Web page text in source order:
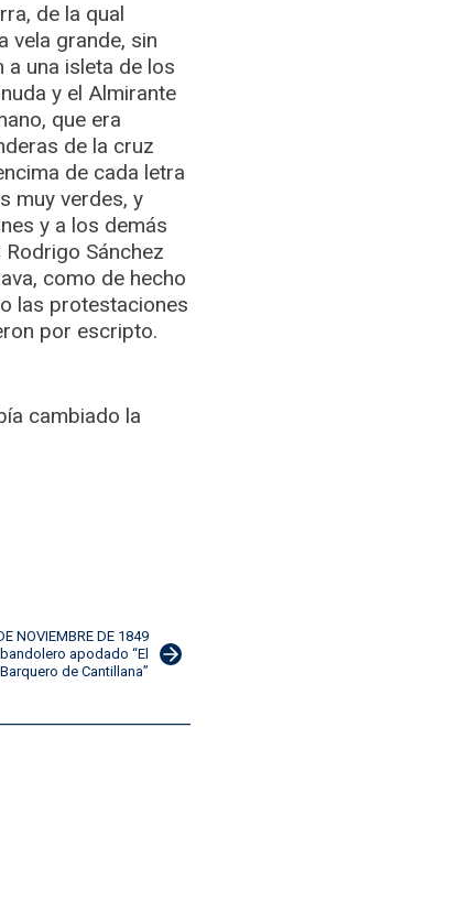
de la qual
vela grande, sin
una isleta de los
y el Almirante
que era
de la cruz
de cada letra
muy verdes, y
y a los demás
Sánchez
como de hecho
las protestaciones
por escripto.
cambiado la
NOVIEMBRE DE 1849
apodado “El
Barquero de Cantillana”